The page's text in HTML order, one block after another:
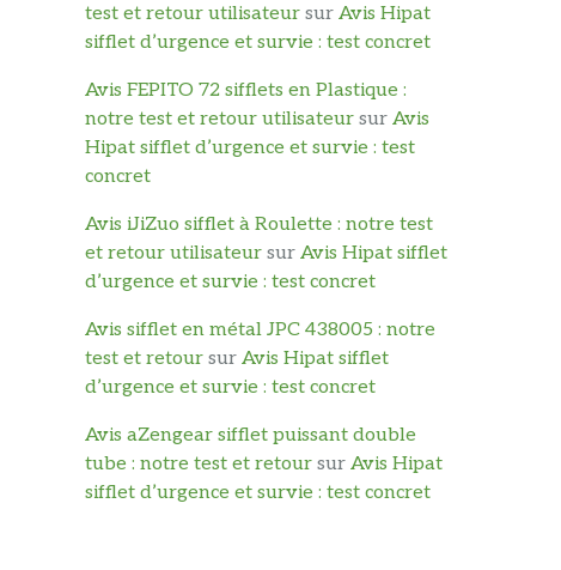
test et retour utilisateur sur Avis Hipat
sifflet d’urgence et survie : test concret
Avis FEPITO 72 sifflets en Plastique :
notre test et retour utilisateur sur Avis
Hipat sifflet d’urgence et survie : test
concret
Avis iJiZuo sifflet à Roulette : notre test
et retour utilisateur sur Avis Hipat sifflet
d’urgence et survie : test concret
Avis sifflet en métal JPC 438005 : notre
test et retour sur Avis Hipat sifflet
d’urgence et survie : test concret
Avis aZengear sifflet puissant double
tube : notre test et retour sur Avis Hipat
sifflet d’urgence et survie : test concret